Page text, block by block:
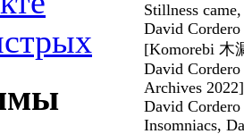
Stillness
David
[Komorebi 木
David
Archives 2022]
David
Insomniacs,